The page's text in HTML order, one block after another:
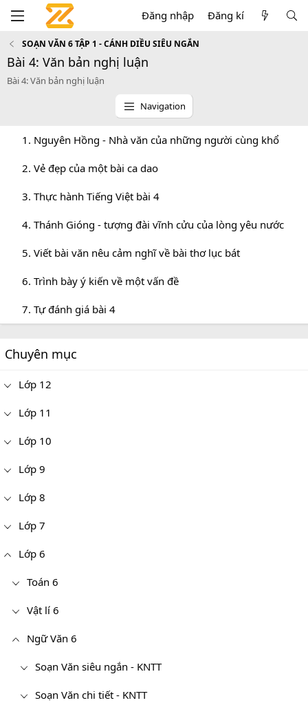
Đăng nhập Đăng kí
SOẠN VĂN 6 TẬP 1 - CÁNH DIỀU SIÊU NGẮN
Bài 4: Văn bản nghị luận
Bài 4: Văn bản nghị luận
Navigation
1. Nguyên Hồng - Nhà văn của những người cùng khổ
2. Vẻ đẹp của một bài ca dao
3. Thực hành Tiếng Việt bài 4
4. Thánh Gióng - tượng đài vĩnh cửu của lòng yêu nước
5. Viết bài văn nêu cảm nghĩ về bài thơ lục bát
6. Trình bày ý kiến về một vấn đề
7. Tự đánh giá bài 4
Chuyên mục
Lớp 12
Lớp 11
Lớp 10
Lớp 9
Lớp 8
Lớp 7
Lớp 6
Toán 6
Vật lí 6
Ngữ Văn 6
Soạn Văn siêu ngắn - KNTT
Soạn Văn chi tiết - KNTT